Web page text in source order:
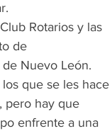
Rotarios y las
de
Nuevo León.
que se les hace
pero hay que
enfrente a una